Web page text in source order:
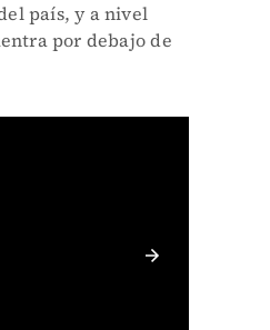
país, y a nivel
por debajo de